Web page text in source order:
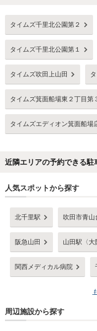
タイムズ千里北公園第２
タイムズ千里北公園第１
タイムズ吹田上山田
タイムズ箕面船場東２丁目第
タイムズエディオン箕面船場
近隣エリアの予約できる駐
人気スポットから探す
北千里駅 吹田市青山
阪急山田 山田駅〈大
関西メディカル病院
周辺施設から探す